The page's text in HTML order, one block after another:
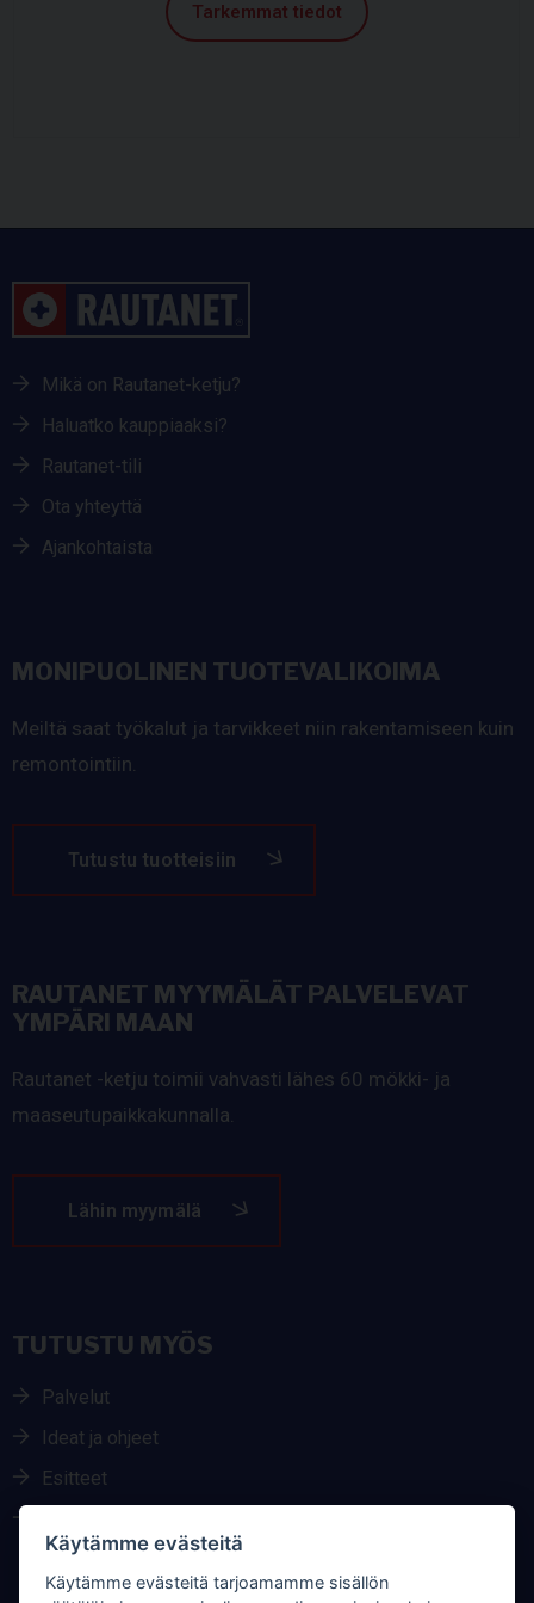
Tarkemmat tiedot
Mikä on Rautanet-ketju?
Haluatko kauppiaaksi?
Rautanet-tili
Ota yhteyttä
Ajankohtaista
MONIPUOLINEN TUOTEVALIKOIMA
Meiltä saat työkalut ja tarvikkeet niin rakentamiseen kuin
remontointiin.
Tutustu tuotteisiin
RAUTANET MYYMÄLÄT PALVELEVAT
YMPÄRI MAAN
Rautanet -ketju toimii vahvasti lähes 60 mökki- ja
maaseutupaikkakunnalla.
Lähin myymälä
TUTUSTU MYÖS
Palvelut
Ideat ja ohjeet
Esitteet
Käytämme evästeitä
Käytämme evästeitä tarjoamamme sisällön